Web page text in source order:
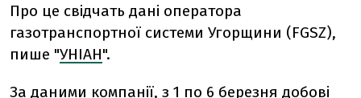
Про це свідчать дані оператора
газотранспортної системи Угорщини (FGSZ),
пише "УНІАН".
За даними компанії, з 1 по 6 березня добові